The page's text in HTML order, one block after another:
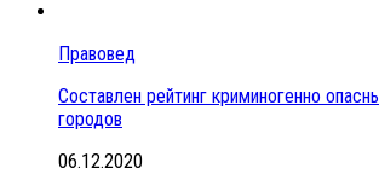
Правовед
Составлен рейтинг криминогенно
городов
06.12.2020